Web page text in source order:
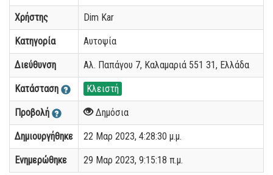
Χρήστης Dim Kar
Κατηγορία Αυτοψία
Διεύθυνση Αλ. Παπάγου 7, Καλαμαριά 551 31, Ελλάδα
Κατάσταση Κλειστή
Προβολή Δημόσια
Δημιουργήθηκε 22 Μαρ 2023, 4:28:30 μ.μ.
Ενημερώθηκε 29 Μαρ 2023, 9:15:18 π.μ.